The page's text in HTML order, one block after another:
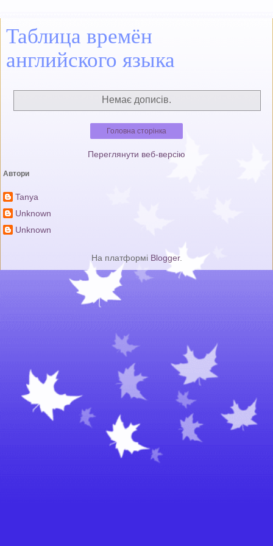
Taблица времён
английского языка
Немає дописів.
Головна сторінка
Переглянути веб-версію
Автори
Tanya
Unknown
Unknown
На платформі Blogger.